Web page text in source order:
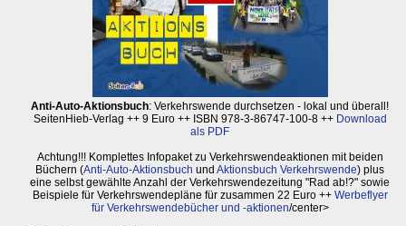
Anti-Auto-Aktionsbuch: Verkehrswende durchsetzen - lokal und überall!
SeitenHieb-Verlag ++ 9 Euro ++ ISBN 978-3-86747-100-8 ++ Download
als PDF
Achtung!!! Komplettes Infopaket zu Verkehrswendeaktionen mit beiden
Büchern (Anti-Auto-Aktionsbuch undAktionsbuch Verkehrswende) plus
eine selbst gewählte Anzahl der Verkehrswendezeitung "Rad ab!?" sowie
Beispiele für Verkehrswendepläne für zusammen 22 Euro ++ Werbeflyer
für Verkehrswendebücher und -aktionen/center>